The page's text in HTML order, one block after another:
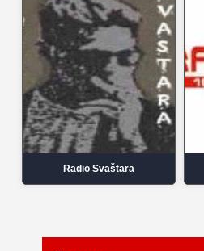
Radio Svaštara